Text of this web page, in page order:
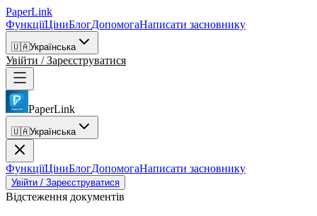
PaperLink
ФункціїЦіниБлогДопомогаНаписати засновнику
🇺🇦Українська
Увійти / Зареєструватися
PaperLink
🇺🇦Українська
ФункціїЦіниБлогДопомогаНаписати засновнику
Увійти / Зареєструватися
Відстеження документів